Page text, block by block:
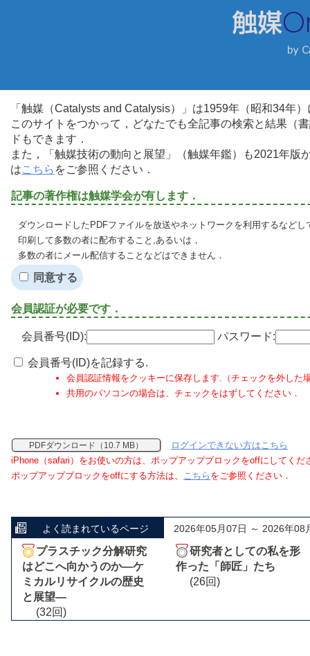
「触媒（Catalysts and Catalysis）」は1959年（昭和34年
このサイトをつかって，どなたでも全記事の検索と結果（
ドもできます．
また，「触媒技術の動向と展望」（触媒年鑑）も2021年
はこちら をご参照ください．
記事の著作権は触媒学会が有します．
ダウンロードしたPDFファイルを放送やネットワークを利用するなど
印刷して多数の者に配布すること,あるいは，
多数の者にメール配信することなどはできません．
同意する
会員認証が必要です．
会員番号(ID): パスワード:
会員番号(ID)を記録する.
会員認証情報をクッキーに保存します.（チェックを外した
共用のパソコンの場合は、チェックをはずしてください．
PDFダウンロード（10.7 MB）
ログインできない方はこちら
iPhone（safari）をお使いの方は、ポップアップブロックをoffにしてくだ
ポップアップブロックをoffにする方法は、 こちら をご参照ください．
よく読まれているページ 2026年05月07日 ～ 2026年08
プラスチック分解研究
はどこへ向かうのか―ケ
ミカルリサイクルの歴史
と展望―
(32回)
研究者としての私を形
作った「師匠」たち
(26回)